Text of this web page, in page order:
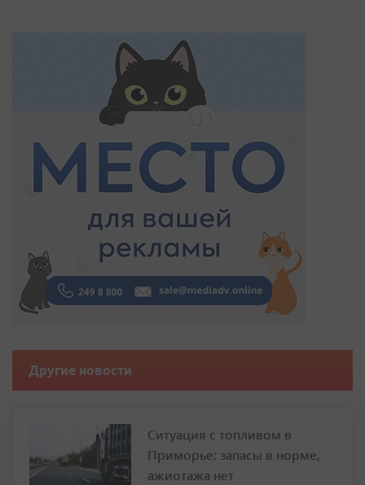
Другие новости
Ситуация с топливом в
Приморье: запасы в норме,
ажиотажа нет